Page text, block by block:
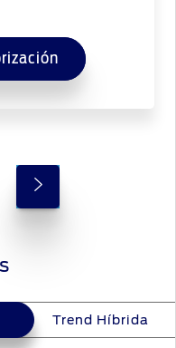
Trend Híbrida